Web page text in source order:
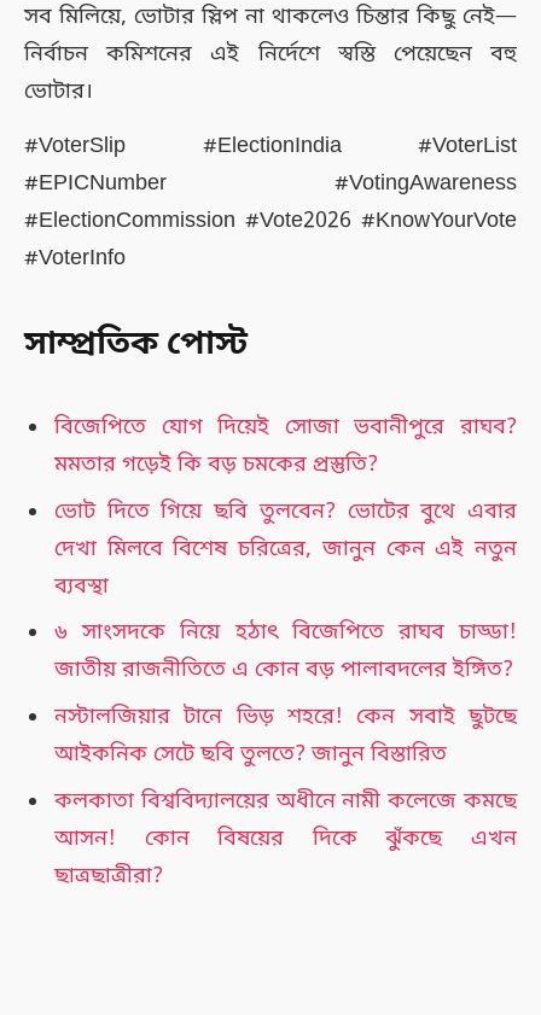
সব মিলিয়ে, ভোটার স্লিপ না থাকলেও চিন্তার কিছু নেই—
নির্বাচন কমিশনের এই নির্দেশে স্বস্তি পেয়েছেন বহু
ভোটার।
#VoterSlip #ElectionIndia #VoterList
#EPICNumber #VotingAwareness
#ElectionCommission #Vote2026 #KnowYourVote
#VoterInfo
সাম্প্রতিক পোস্ট
বিজেপিতে যোগ দিয়েই সোজা ভবানীপুরে রাঘব?
মমতার গড়েই কি বড় চমকের প্রস্তুতি?
ভোট দিতে গিয়ে ছবি তুলবেন? ভোটের বুথে এবার
দেখা মিলবে বিশেষ চরিত্রের, জানুন কেন এই নতুন
ব্যবস্থা
৬ সাংসদকে নিয়ে হঠাৎ বিজেপিতে রাঘব চাড্ডা!
জাতীয় রাজনীতিতে এ কোন বড় পালাবদলের ইঙ্গিত?
নস্টালজিয়ার টানে ভিড় শহরে! কেন সবাই ছুটছে
আইকনিক সেটে ছবি তুলতে? জানুন বিস্তারিত
কলকাতা বিশ্ববিদ্যালয়ের অধীনে নামী কলেজে কমছে
আসন! কোন বিষয়ের দিকে ঝুঁকছে এখন
ছাত্রছাত্রীরা?